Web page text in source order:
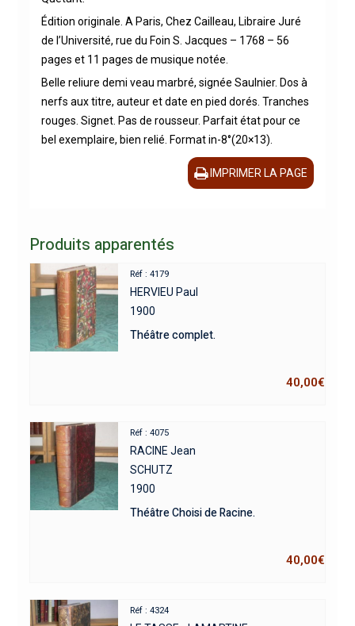
Édition originale. A Paris, Chez Cailleau, Libraire Juré
de l’Université, rue du Foin S. Jacques – 1768 – 56
pages et 11 pages de musique notée.
Belle reliure demi veau marbré, signée Saulnier. Dos à
nerfs aux titre, auteur et date en pied dorés. Tranches
rouges. Signet. Pas de rousseur. Parfait état pour ce
bel exemplaire, bien relié. Format in-8°(20×13).
IMPRIMER LA PAGE
Produits apparentés
Réf : 4179
HERVIEU Paul
1900
Théâtre complet.
40,00€
Réf : 4075
RACINE Jean
SCHUTZ
1900
Théâtre Choisi de Racine.
40,00€
Réf : 4324